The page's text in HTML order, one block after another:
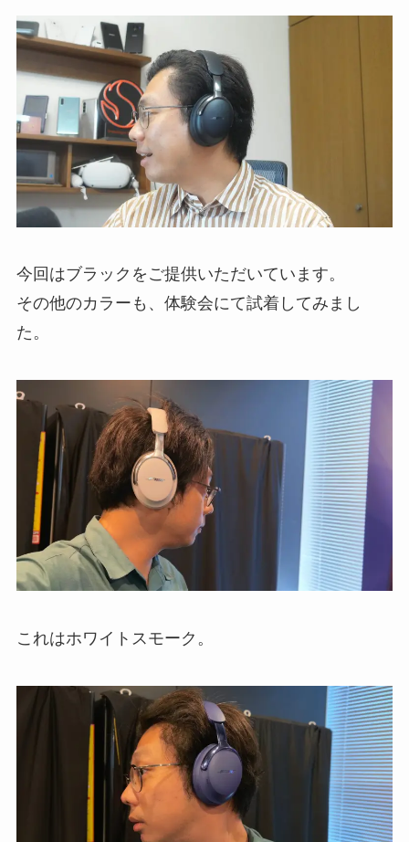
今回はブラックをご提供いただいています。
その他のカラーも、体験会にて試着してみまし
た。
これはホワイトスモーク。